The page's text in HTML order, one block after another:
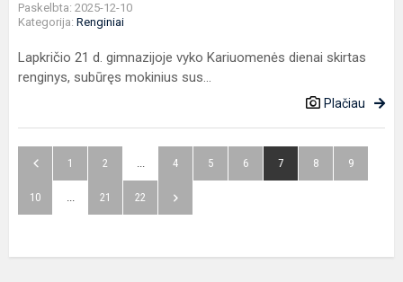
Paskelbta: 2025-12-10
Kategorija: Renginiai
Lapkričio 21 d. gimnazijoje vyko Kariuomenės dienai skirtas
renginys, subūręs mokinius sus...
Plačiau
1 2 ... 4 5 6 7 8 9
10 ... 21 22